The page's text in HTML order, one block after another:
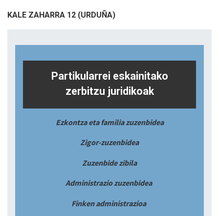
KALE ZAHARRA 12 (URDUÑA)
Partikularrei eskainitako
zerbitzu juridikoak
Ezkontza eta familia zuzenbidea
Zigor-zuzenbidea
Zuzenbide zibila
Administrazio zuzenbidea
Finken administrazioa